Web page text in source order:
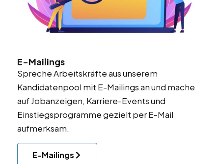
E-Mailings
Spreche Arbeitskräfte aus unserem
Kandidatenpool mit E-Mailings an und mache
auf Jobanzeigen, Karriere-Events und
Einstiegsprogramme gezielt per E-Mail
aufmerksam.
E-Mailings